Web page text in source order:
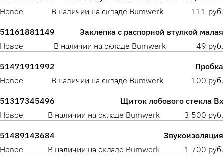
Новое
В наличии на складе Bumwerk 111 руб.
51161881149
Заклепка с распорной втулкой малая
Новое
В наличии на складе Bumwerk 49 руб.
51471911992
Пробка
Новое
В наличии на складе Bumwerk 100 руб.
51317345496
Щиток лобового стекла Вх
Новое
В наличии на складе Bumwerk 3 500 руб.
51489143684
Звукоизоляция
Новое
В наличии на складе Bumwerk 1 700 руб.